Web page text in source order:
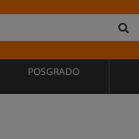
POSGRADO